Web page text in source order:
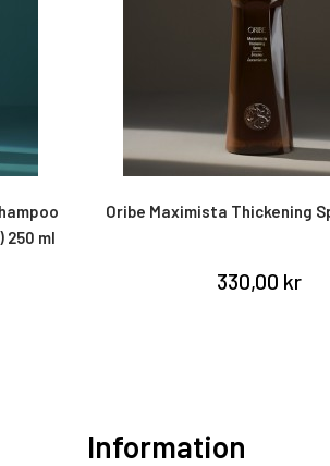
250 ml
Oribe Maximista Thickening
330,00 kr
Information